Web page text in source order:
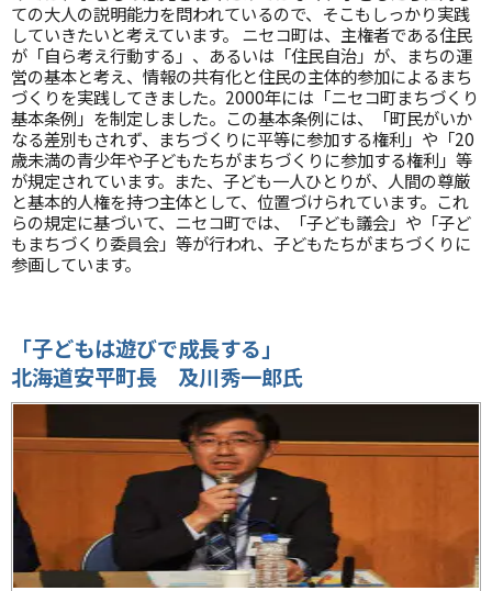
ての大人の説明能力を問われているので、そこもしっかり実践
していきたいと考えています。 ニセコ町は、主権者である住民
が「自ら考え行動する」、あるいは「住民自治」が、まちの運
営の基本と考え、情報の共有化と住民の主体的参加によるまち
づくりを実践してきました。2000年には「ニセコ町まちづくり
基本条例」を制定しました。この基本条例には、「町民がいか
なる差別もされず、まちづくりに平等に参加する権利」や「20
歳未満の青少年や子どもたちがまちづくりに参加する権利」等
が規定されています。また、子ども一人ひとりが、人間の尊厳
と基本的人権を持つ主体として、位置づけられています。これ
らの規定に基づいて、ニセコ町では、「子ども議会」や「子ど
もまちづくり委員会」等が行われ、子どもたちがまちづくりに
参画しています。
「子どもは遊びで成長する」
北海道安平町長 及川秀一郎氏